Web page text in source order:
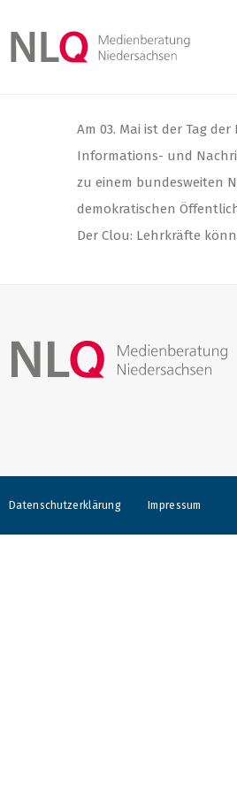
Am 03. Mai ist der Tag
Informations- und
zu einem bundesweiten
demokratischen
Der Clou: Lehrkräfte
Datenschutzerklärung Impressum